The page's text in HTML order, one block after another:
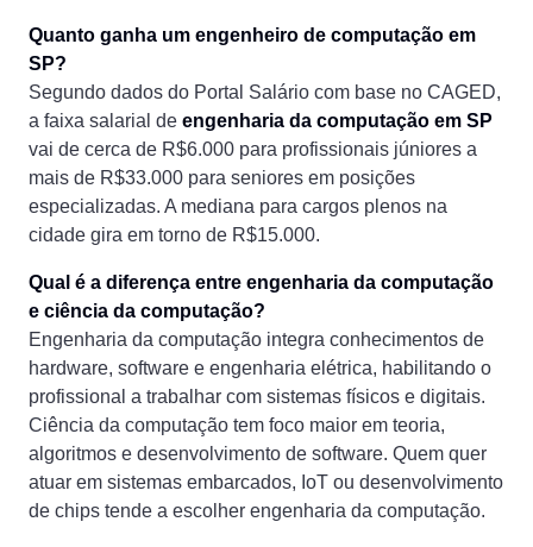
Quanto ganha um engenheiro de computação em
SP?
Segundo dados do Portal Salário com base no CAGED,
a faixa salarial de engenharia da computação em SP
vai de cerca de R$6.000 para profissionais júniores a
mais de R$33.000 para seniores em posições
especializadas. A mediana para cargos plenos na
cidade gira em torno de R$15.000.
Qual é a diferença entre engenharia da computação
e ciência da computação?
Engenharia da computação integra conhecimentos de
hardware, software e engenharia elétrica, habilitando o
profissional a trabalhar com sistemas físicos e digitais.
Ciência da computação tem foco maior em teoria,
algoritmos e desenvolvimento de software. Quem quer
atuar em sistemas embarcados, IoT ou desenvolvimento
de chips tende a escolher engenharia da computação.